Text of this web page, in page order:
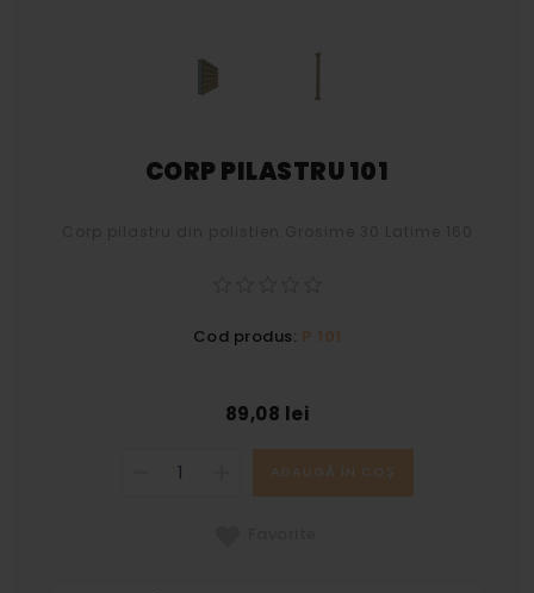
CORP PILASTRU 101
Cod produs: P 101
89,08 lei
ADAUGĂ ÎN COȘ